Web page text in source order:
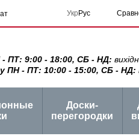
Укр Рус
ПТ: 9:00 - 18:00, СБ - НД:
ПН - ПТ: 10:00 - 15:00, СБ - НД:
Доски-
перегородки